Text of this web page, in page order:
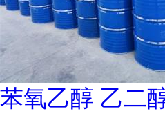
苯氧乙醇 乙二